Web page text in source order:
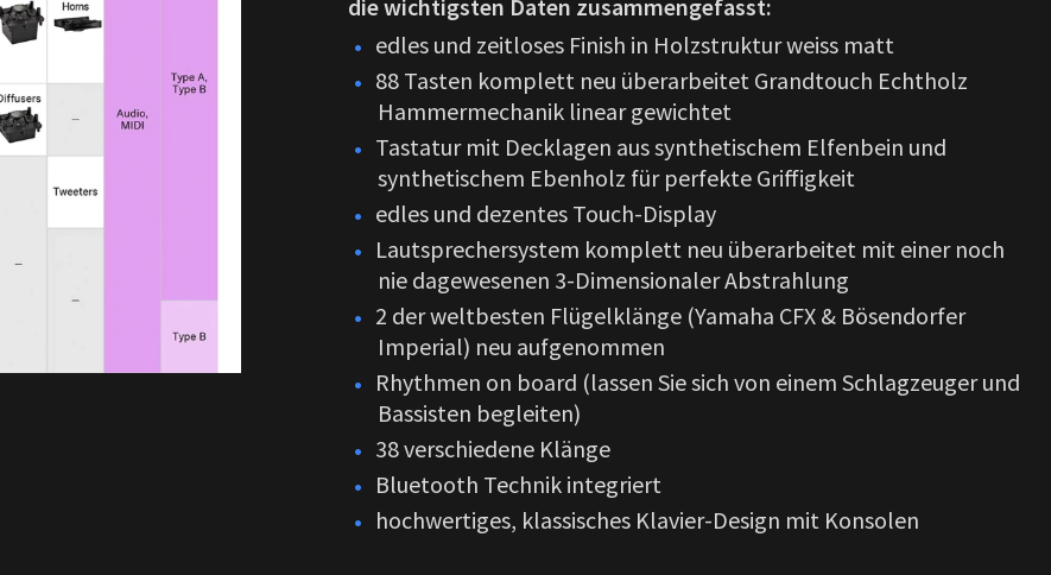
die wichtigsten Daten zusammengefasst:
edles und zeitloses Finish in Holzstruktur weiss matt
88 Tasten komplett neu überarbeitet Grandtouch Echtholz
Hammermechanik linear gewichtet
Tastatur mit Decklagen aus synthetischem Elfenbein und
synthetischem Ebenholz für perfekte Griffigkeit
edles und dezentes Touch-Display
Lautsprechersystem komplett neu überarbeitet mit einer noch
nie dagewesenen 3-Dimensionaler Abstrahlung
2 der weltbesten Flügelklänge (Yamaha CFX & Bösendorfer
Imperial) neu aufgenommen
Rhythmen on board (lassen Sie sich von einem Schlagzeuger und
Bassisten begleiten)
38 verschiedene Klänge
Bluetooth Technik integriert
hochwertiges, klassisches Klavier-Design mit Konsolen